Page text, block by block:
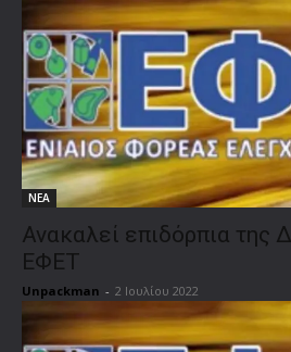
ΝΕΑ
Ανακαλεί επιδόρπια
ΕΦΕΤ
Unpackman - 2 Ιουλίου 2022